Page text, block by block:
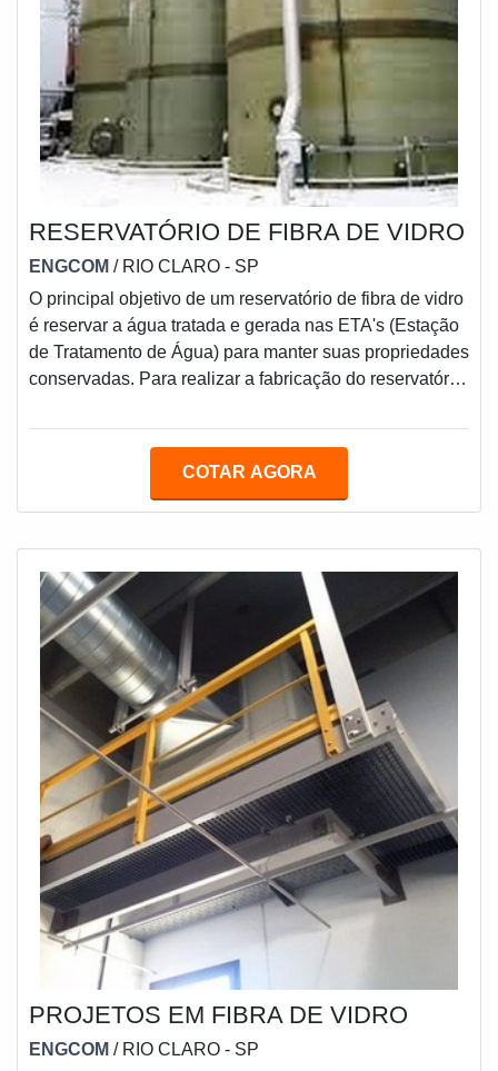
RESERVATÓRIO DE FIBRA DE VIDRO
ENGCOM / RIO CLARO - SP
O principal objetivo de um reservatório de fibra de vidro
é reservar a água tratada e gerada nas ETA's (Estação
de Tratamento de Água) para manter suas propriedades
conservadas. Para realizar a fabricação do reservatório
para realizar esse processo, o que garante a
facilidade: a instalação do reservatório pode ser feito no
COTAR AGORA
PROJETOS EM FIBRA DE VIDRO
ENGCOM / RIO CLARO - SP